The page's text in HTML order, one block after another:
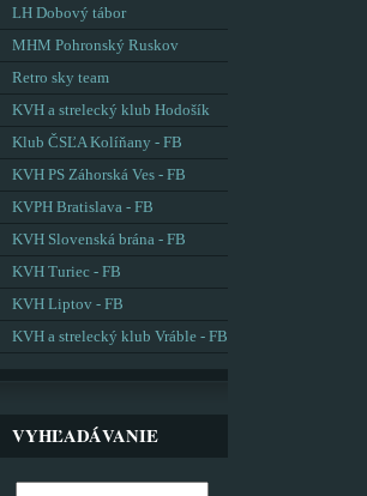
LH Dobový tábor
MHM Pohronský Ruskov
Retro sky team
KVH a strelecký klub Hodošík
Klub ČSĽA Kolíňany - FB
KVH PS Záhorská Ves - FB
KVPH Bratislava - FB
KVH Slovenská brána - FB
KVH Turiec - FB
KVH Liptov - FB
KVH a strelecký klub Vráble - FB
VYHĽADÁVANIE